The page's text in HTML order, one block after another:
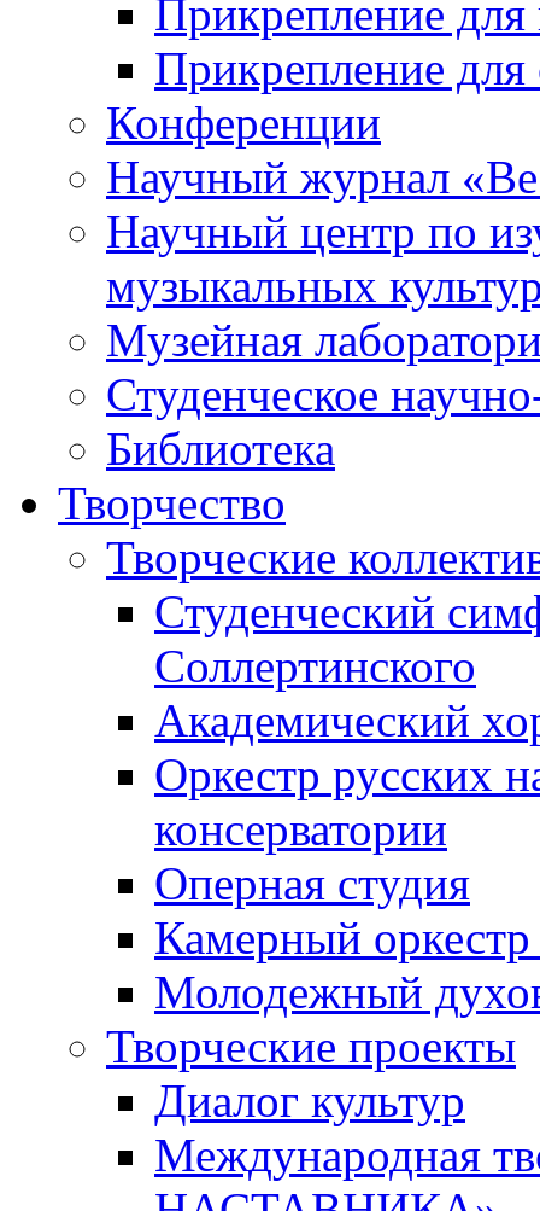
Прикрепление для
Прикрепление для
Конференции
Научный журнал
Научный центр по
музыкальных
Музейная
Студенческое
Библиотека
Творчество
Творческие
Студенческий
Соллертинского
Академический
Оркестр русских
консерватории
Оперная студия
Камерный оркестр
Молодежный
Творческие проекты
Диалог культур
Международная